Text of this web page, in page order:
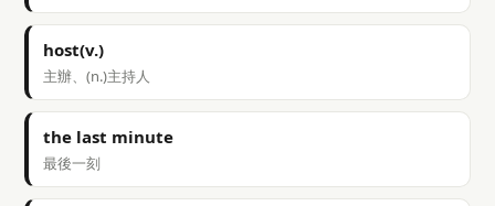
host(v.)
主辦、(n.)主持人
the last minute
最後一刻